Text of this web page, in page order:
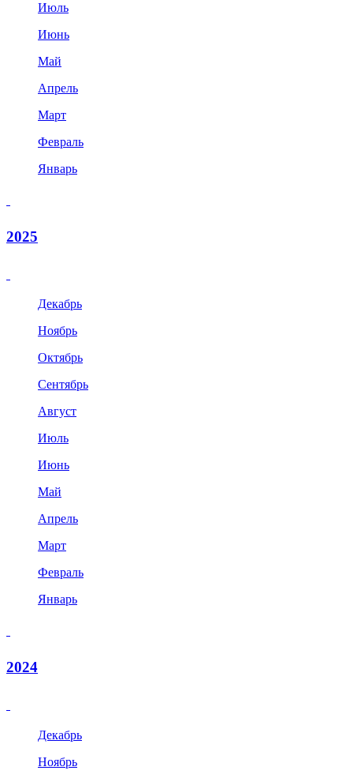
Июль
Июнь
Май
Апрель
Март
Февраль
Январь
2025
Декабрь
Ноябрь
Октябрь
Сентябрь
Август
Июль
Июнь
Май
Апрель
Март
Февраль
Январь
2024
Декабрь
Ноябрь